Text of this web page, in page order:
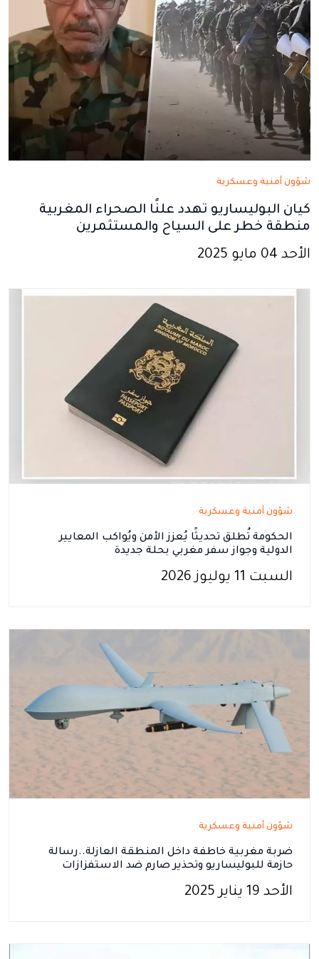
شؤون أمنية وعسكرية
كيان البوليساريو تهدد علنًا الصحراء المغربية
منطقة خطر على السياح والمستثمرين
الأحد 04 مايو 2025
شؤون أمنية وعسكرية
الحكومة تُطلق تحديثًا يُعزز الأمن ويُواكب المعايير
الدولية وجواز سفر مغربي بحلة جديدة
السبت 11 يوليوز 2026
شؤون أمنية وعسكرية
ضربة مغربية خاطفة داخل المنطقة العازلة..رسالة
حازمة للبوليساريو وتحذير صارم ضد الاستفزازات
الأحد 19 يناير 2025